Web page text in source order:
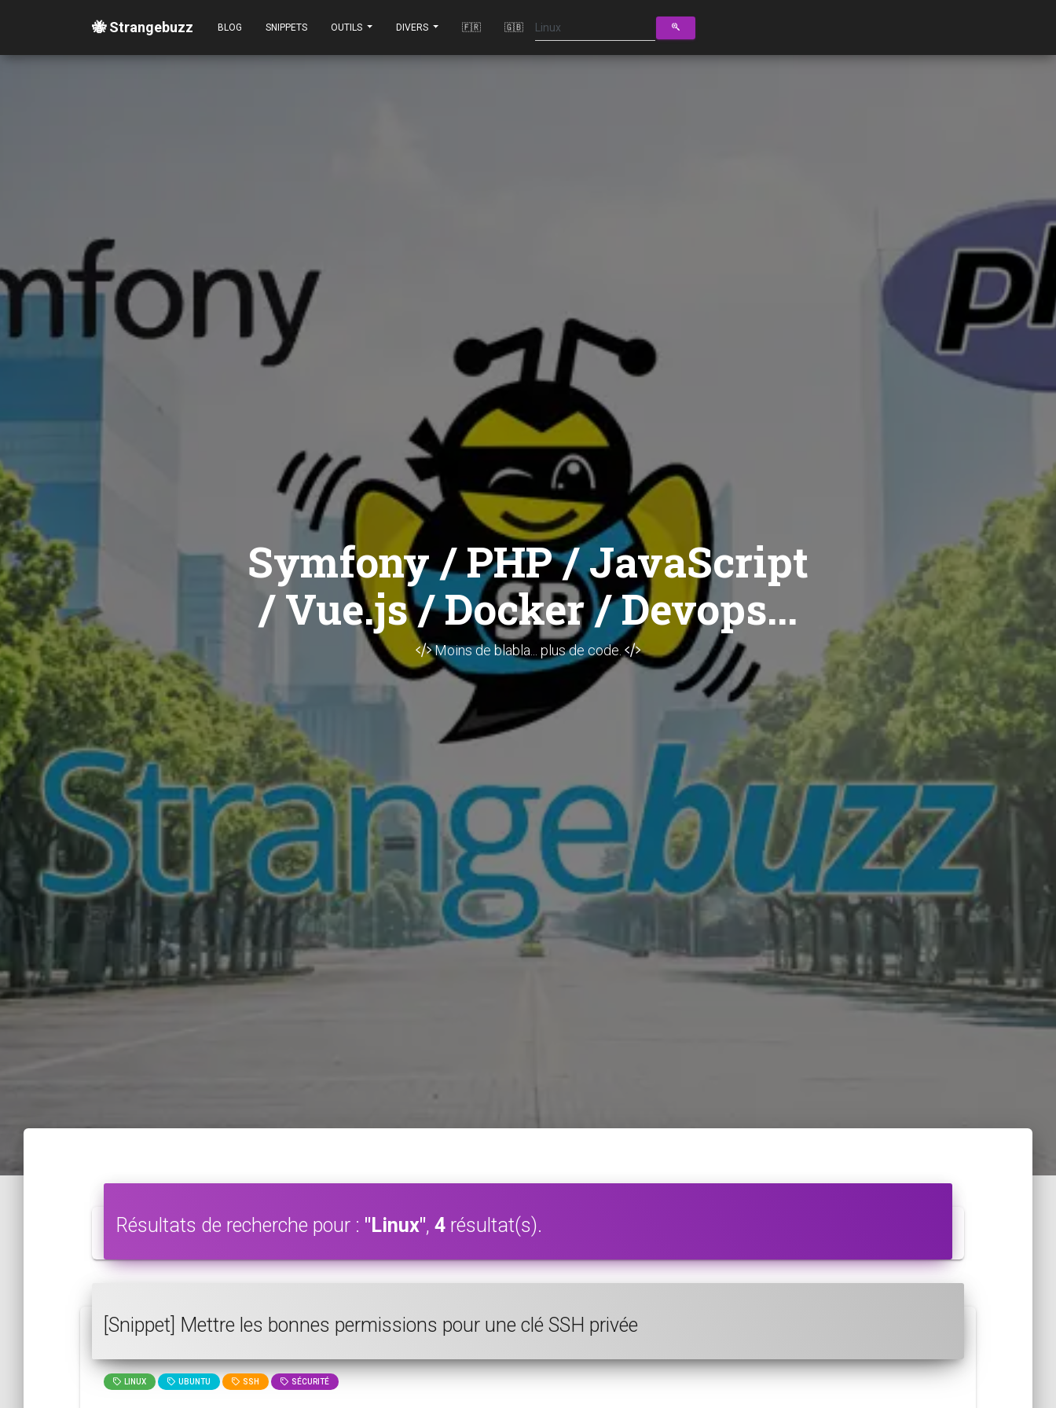
🐝 Strangebuzz BLOG SNIPPETS OUTILS DIVERS 🇫🇷 🇬🇧
Symfony / PHP / JavaScript
/ Vue.js / Docker / Devops...
Moins de blabla... plus de code.
Résultats de recherche pour : "Linux", 4 résultat(s).
[Snippet] Mettre les bonnes permissions pour une clé SSH privée
LINUX UBUNTU SSH SÉCURITÉ